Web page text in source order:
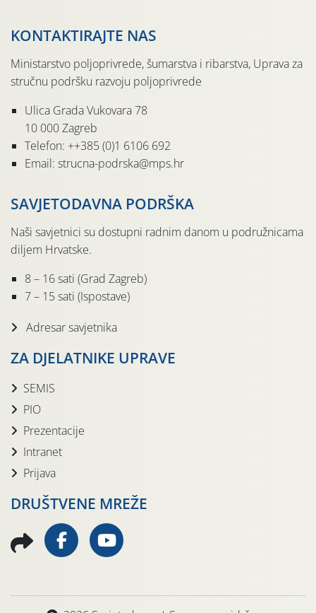
KONTAKTIRAJTE NAS
Ministarstvo poljoprivrede, šumarstva i ribarstva, Uprava za
stručnu podršku razvoju poljoprivrede
Ulica Grada Vukovara 78
10 000 Zagreb
Telefon: ++385 (0)1 6106 692
Email: strucna-podrska@mps.hr
SAVJETODAVNA PODRŠKA
Naši savjetnici su dostupni radnim danom u podružnicama
diljem Hrvatske.
8 – 16 sati (Grad Zagreb)
7 – 15 sati (Ispostave)
Adresar savjetnika
ZA DJELATNIKE UPRAVE
SEMIS
PIO
Prezentacije
Intranet
Prijava
DRUŠTVENE MREŽE